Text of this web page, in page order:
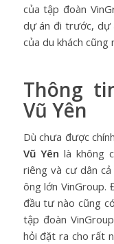
của tập đoàn
dự án đi trước, dự
của du khách cũng
Thông
Vũ Yên
Dù chưa được
Vũ Yên là không
riêng và cư dân
ông lớn VinGroup.
đầu tư nào cũng
tập đoàn
hỏi đặt ra cho rất